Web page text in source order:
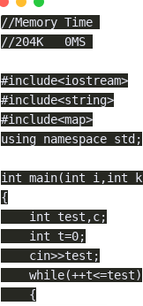
//Memory Time
//204K   0MS
#include<iostream>
#include<string>
#include<map>
using namespace std ;
int main(int i ,int k
{
int test ,c;
int t=0;
    cin
>>test ;
while(++t<=test)
{